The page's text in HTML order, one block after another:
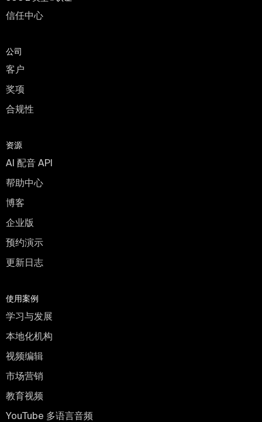
信任中心
公司
客户
奖项
合规性
资源
AI 配音 API
帮助中心
博客
企业版
预约演示
更新日志
使用案例
学习与发展
本地化机构
视频编辑
市场营销
教育视频
YouTube 多语言音频